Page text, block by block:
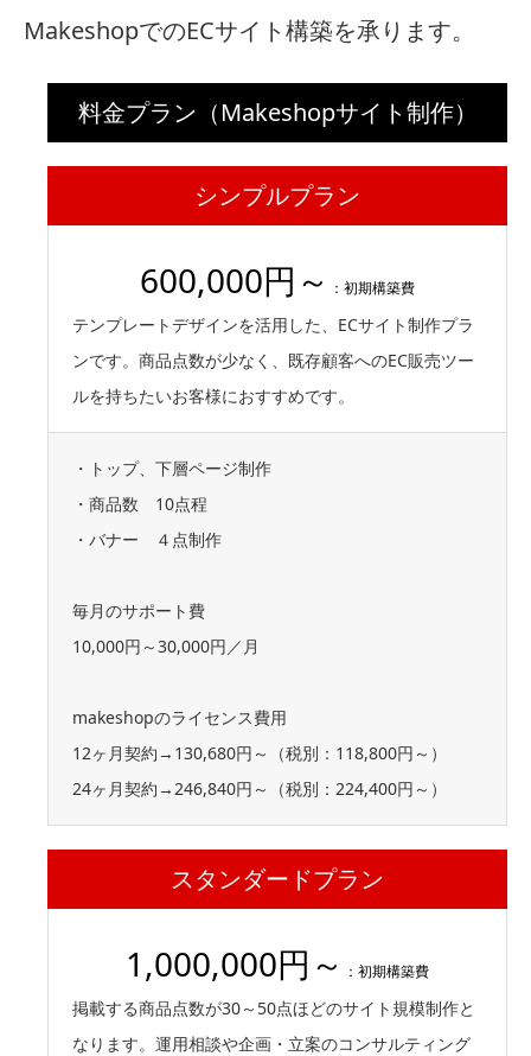
MakeshopでのECサイト構築を承ります。
料金プラン（Makeshopサイト制作）
シンプルプラン
600,000円～ ：初期構築費
テンプレートデザインを活用した、ECサイト制作プラ
ンです。商品点数が少なく、既存顧客へのEC販売ツー
ルを持ちたいお客様におすすめです。
・トップ、下層ページ制作
・商品数 10点程
・バナー ４点制作
毎月のサポート費
10,000円～30,000円／月
makeshopのライセンス費用
12ヶ月契約→130,680円～（税別：118,800円～）
24ヶ月契約→246,840円～（税別：224,400円～）
スタンダードプラン
1,000,000円～ ：初期構築費
掲載する商品点数が30～50点ほどのサイト規模制作と
なります。運用相談や企画・立案のコンサルティング